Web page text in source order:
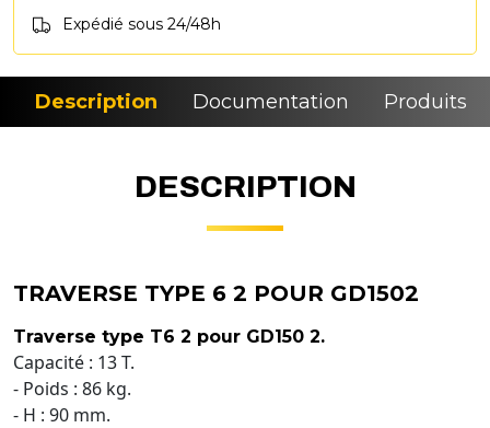
Expédié sous 24/48h
Description Documentation Produits
DESCRIPTION
TRAVERSE TYPE 6 2 POUR GD1502
Traverse type T6 2 pour GD150 2.
Capacité : 13 T.
- Poids : 86 kg.
- H : 90 mm.